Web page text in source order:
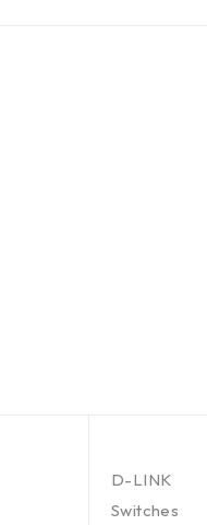
D-LINK
Switches